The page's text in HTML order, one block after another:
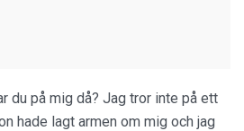
du på mig då? Jag tror inte på ett
hade lagt armen om mig och jag